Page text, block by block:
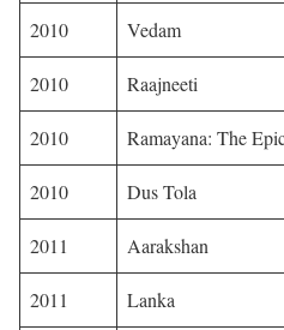
2010 Vedam
2010 Raajneeti
2010 Ramayana: The
2010 Dus Tola
2011 Aarakshan
2011 Lanka